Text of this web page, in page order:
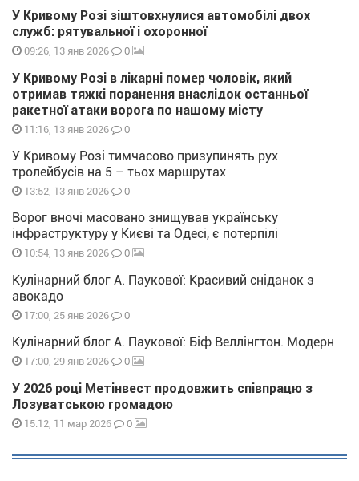
У Кривому Розі зіштовхнулися автомобілі двох
служб: рятувальної і охоронної
09:26, 13 янв 2026 0
У Кривому Розі в лікарні помер чоловік, який
отримав тяжкі поранення внаслідок останньої
ракетної атаки ворога по нашому місту
11:16, 13 янв 2026 0
У Кривому Розі тимчасово призупинять рух
тролейбусів на 5 – тьох маршрутах
13:52, 13 янв 2026 0
Ворог вночі масовано знищував українську
інфраструктуру у Києві та Одесі, є потерпілі
10:54, 13 янв 2026 0
Кулінарний блог А. Паукової: Красивий сніданок з
авокадо
17:00, 25 янв 2026 0
Кулінарний блог А. Паукової: Біф Веллінгтон. Модерн
17:00, 29 янв 2026 0
У 2026 році Метінвест продовжить співпрацю з
Лозуватською громадою
15:12, 11 мар 2026 0